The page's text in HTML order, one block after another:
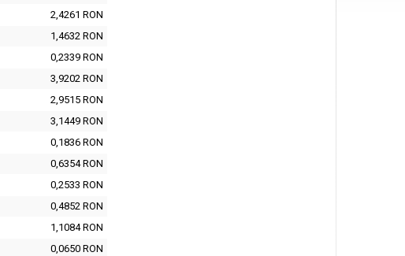
2,4261 RON
1,4632 RON
0,2339 RON
3,9202 RON
2,9515 RON
3,1449 RON
0,1836 RON
0,6354 RON
0,2533 RON
0,4852 RON
1,1084 RON
0,0650 RON